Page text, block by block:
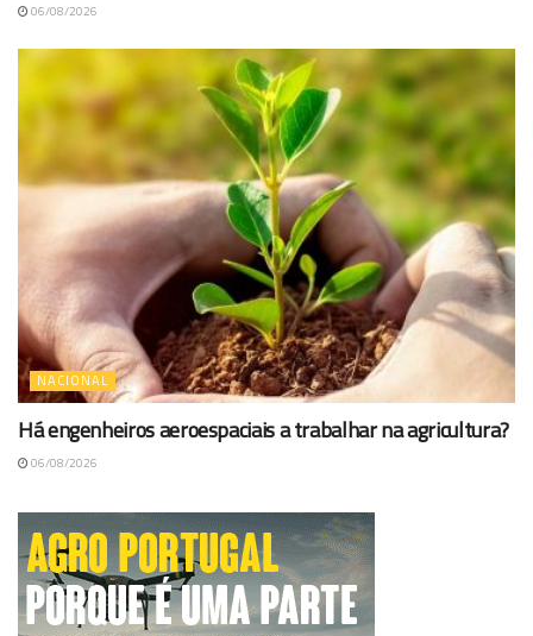
06/08/2026
NACIONAL
Há engenheiros aeroespaciais a trabalhar na agricultura?
06/08/2026